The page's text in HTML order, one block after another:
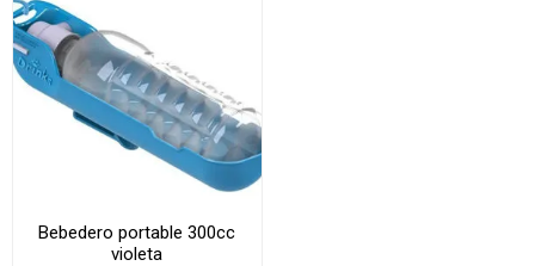
Bebedero portable 300cc
violeta